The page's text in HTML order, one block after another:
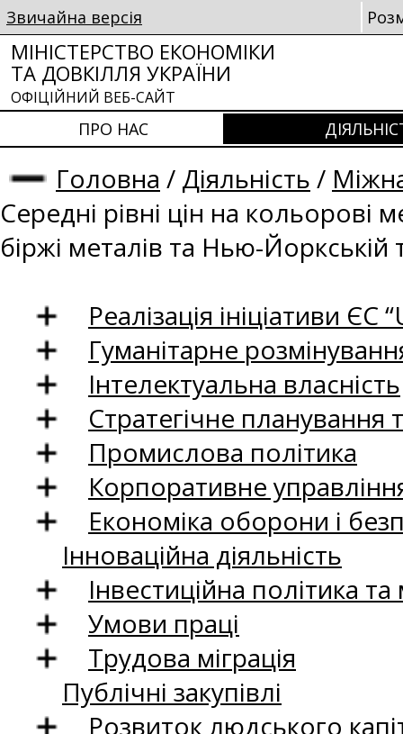
Звичайна версія
МІНІСТЕРСТВО ЕКОНОМІКИ
ТА ДОВКІЛЛЯ УКРАЇНИ
ОФІЦІЙНИЙ ВЕБ-САЙТ
ПРО НАС
Головна / Діяльність /
Середні рівні цін на кольорові
біржі металів та Нью-Йоркській
Реалізація ініціативи ЄС
Гуманітарне
Інтелектуальна власність
Стратегічне
Промислова політика
Корпоративне
Економіка оборони і
Інноваційна діяльність
Інвестиційна політика
Умови праці
Трудова міграція
Публічні закупівлі
Розвиток людського